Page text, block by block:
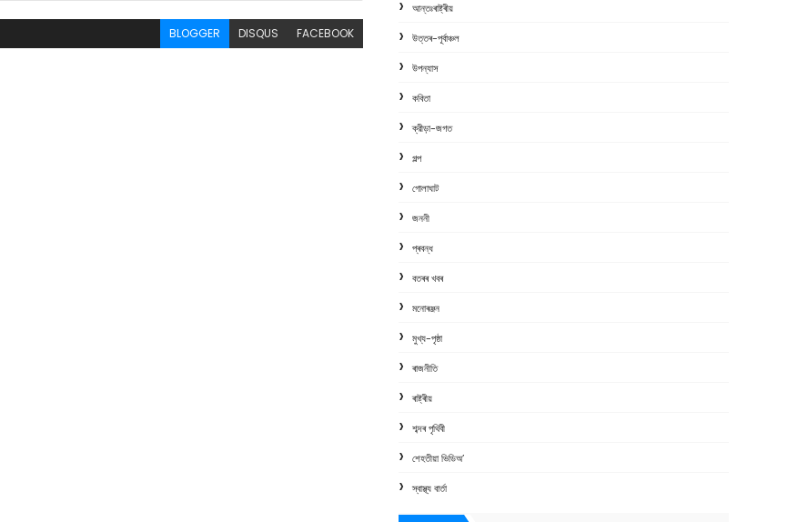
BLOGGER DISQUS FACEBOOK
আন্তঃৰাষ্ট্ৰীয়
উত্তৰ-পূৰ্বাঞ্চল
উপন্যাস
কবিতা
ক্রীড়া-জগত
গল্প
গোলাঘাট
জননী
প্ৰবন্ধ
বতৰৰ খবৰ
মনোৰঞ্জন
মুখ্য-পৃষ্ঠা
ৰাজনীতি
ৰাষ্ট্ৰীয়
শব্দৰ পৃথিবী
শেহতীয়া ভিডিঅ’
স্বাস্থ্য বাৰ্তা